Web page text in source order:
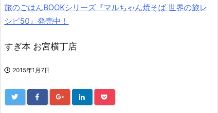
旅のごはんBOOKシリーズ『マルちゃん焼そば 世界の旅レ
シピ50』発売中！
すぎ本 お宮横丁店
2015年1月7日